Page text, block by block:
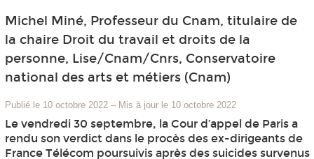
Michel Miné, Professeur du Cnam, titulaire de
la chaire Droit du travail et droits de la
personne, Lise/Cnam/Cnrs, Conservatoire
national des arts et métiers (Cnam)
Publié le 10 octobre 2022 – Mis à jour le 10 octobre 2022
Le vendredi 30 septembre, la Cour d’appel de Paris a
rendu son verdict dans le procès des ex-dirigeants de
France Télécom poursuivis après des suicides survenus